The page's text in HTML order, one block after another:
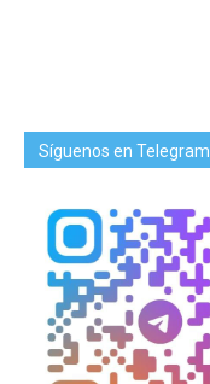
Síguenos en Telegram